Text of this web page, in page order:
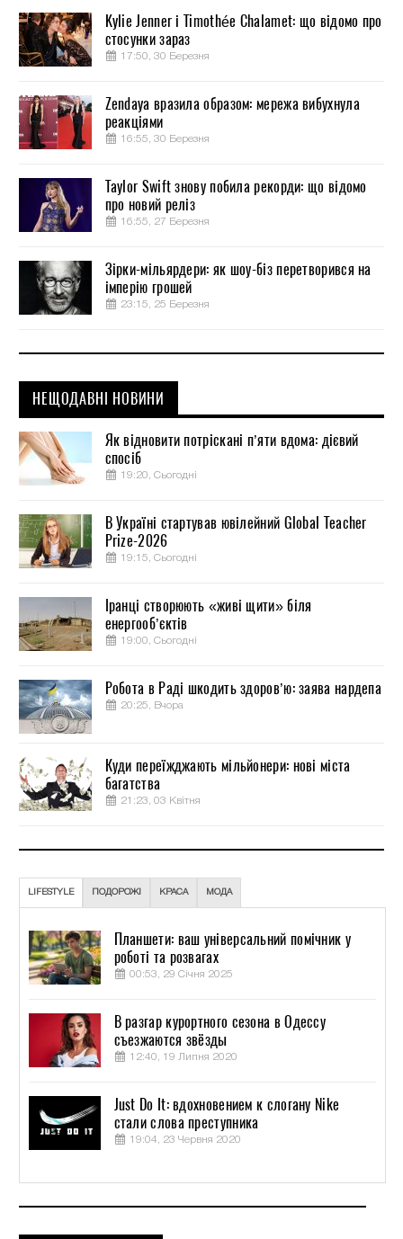
Kylie Jenner і Timothée Chalamet: що відомо про
стосунки зараз
17:50, 30 Березня
Zendaya вразила образом: мережа вибухнула
реакціями
16:55, 30 Березня
Taylor Swift знову побила рекорди: що відомо
про новий реліз
16:55, 27 Березня
Зірки-мільярдери: як шоу-біз перетворився на
імперію грошей
23:15, 25 Березня
НЕЩОДАВНІ НОВИНИ
Як відновити потріскані п’яти вдома: дієвий
спосіб
19:20, Сьогодні
В Україні стартував ювілейний Global Teacher
Prize-2026
19:15, Сьогодні
Іранці створюють «живі щити» біля
енергооб’єктів
19:00, Сьогодні
Робота в Раді шкодить здоров’ю: заява нардепа
20:25, Вчора
Куди переїжджають мільйонери: нові міста
багатства
21:23, 03 Квітня
LIFESTYLE ПОДОРОЖІ КРАСА МОДА
Планшети: ваш універсальний помічник у
роботі та розвагах
00:53, 29 Січня 2025
В разгар курортного сезона в Одессу
съезжаются звёзды
12:40, 19 Липня 2020
Just Do It: вдохновением к слогану Nike
стали слова преступника
19:04, 23 Червня 2020